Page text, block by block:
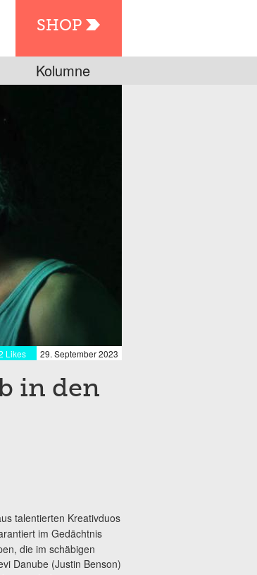
SHOP
Kolumne
29. September 2023
Likes
in den
talentierten Kreativduos
im Gedächtnis
die im schäbigen
Danube (Justin Benson)